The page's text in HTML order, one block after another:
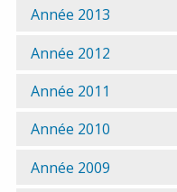
Année 2013
Année 2012
Année 2011
Année 2010
Année 2009